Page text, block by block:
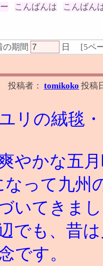
こんばんは
こんばん
の期間
日 [5ペ
投稿者： tomikoko 投稿
リの絨毯
やかな五
なって九州
いてきま
でも、昔
です。